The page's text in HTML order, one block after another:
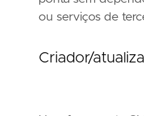
ou serviços de
Criador/